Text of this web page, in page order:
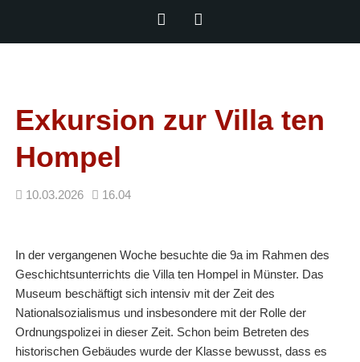
Exkursion zur Villa ten
Hompel
10.03.2026 16.04
In der vergangenen Woche besuchte die 9a im Rahmen des
Geschichtsunterrichts die Villa ten Hompel in Münster. Das
Museum beschäftigt sich intensiv mit der Zeit des
Nationalsozialismus und insbesondere mit der Rolle der
Ordnungspolizei in dieser Zeit. Schon beim Betreten des
historischen Gebäudes wurde der Klasse bewusst, dass es